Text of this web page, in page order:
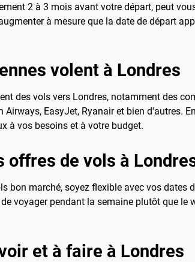
2 à 3 mois avant votre départ, peut
à mesure que la date de départ
volent à Londres
des vols vers Londres, notamment des
EasyJet, Ryanair et bien d'autres.
à vos besoins et à votre budget.
offres de vols à
bon marché, soyez flexible avec vos dates
voyager pendant la semaine plutôt que le
et à faire à Londres